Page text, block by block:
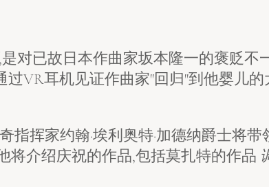
对已故日本作曲家坂本隆一的褒贬不
VR耳机见证作曲家"回归"到他婴儿
指挥家约翰·埃利奥特·加德纳爵士将
将介绍庆祝的作品,包括莫扎特的作品